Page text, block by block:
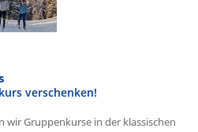
verschenken!
Gruppenkurse in der klassischen